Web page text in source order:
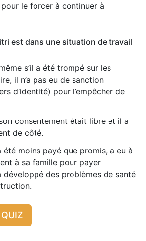
pour le forcer à continuer à
est dans une situation de travail
s’il a été trompé sur les
il n’a pas eu de sanction
d’identité) pour l’empêcher de
consentement était libre et il a
de côté.
été moins payé que promis, a eu à
à sa famille pour payer
développé des problèmes de santé